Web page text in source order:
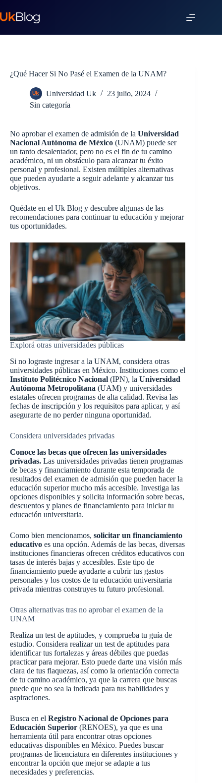
¿Qué Hacer Si No Pasé el Examen de la UNAM?
Universidad Uk
23 julio, 2024
Sin categoría
No aprobar el examen de admisión de la Universidad
Nacional Autónoma de México (UNAM) puede ser
un tanto desalentador, pero no es el fin de tu camino
académico, ni un obstáculo para alcanzar tu éxito
personal y profesional. Existen múltiples alternativas
que pueden ayudarte a seguir adelante y alcanzar tus
objetivos.
Quédate en el Uk Blog y descubre algunas de las
recomendaciones para continuar tu educación y mejorar
tus oportunidades.
Explorá otras universidades públicas
Si no lograste ingresar a la UNAM, considera otras
universidades públicas en México. Instituciones como el
Instituto Politécnico Nacional (IPN), la Universidad
Autónoma Metropolitana (UAM) y universidades
estatales ofrecen programas de alta calidad. Revisa las
fechas de inscripción y los requisitos para aplicar, y así
asegurarte de no perder ninguna oportunidad.
Considera universidades privadas
Conoce las becas que ofrecen las universidades
privadas. Las universidades privadas tienen programas
de becas y financiamiento durante esta temporada de
resultados del examen de admisión que pueden hacer la
educación superior mucho más accesible. Investiga las
opciones disponibles y solicita información sobre becas,
descuentos y planes de financiamiento para iniciar tu
educación universitaria.
Como bien mencionamos, solicitar un financiamiento
educativo es una opción. Además de las becas, diversas
instituciones financieras ofrecen créditos educativos con
tasas de interés bajas y accesibles. Este tipo de
financiamiento puede ayudarte a cubrir tus gastos
personales y los costos de tu educación universitaria
privada mientras construyes tu futuro profesional.
Otras alternativas tras no aprobar el examen de la
UNAM
Realiza un test de aptitudes, y comprueba tu guía de
estudio. Considera realizar un test de aptitudes para
identificar tus fortalezas y áreas débiles que puedas
practicar para mejorar. Esto puede darte una visión más
clara de tus flaquezas, así como la orientación correcta
de tu camino académico, ya que la carrera que buscas
puede que no sea la indicada para tus habilidades y
aspiraciones.
Busca en el Registro Nacional de Opciones para
Educación Superior (RENOES), ya que es una
herramienta útil para encontrar otras opciones
educativas disponibles en México. Puedes buscar
programas de licenciatura en diferentes instituciones y
encontrar la opción que mejor se adapte a tus
necesidades y preferencias.